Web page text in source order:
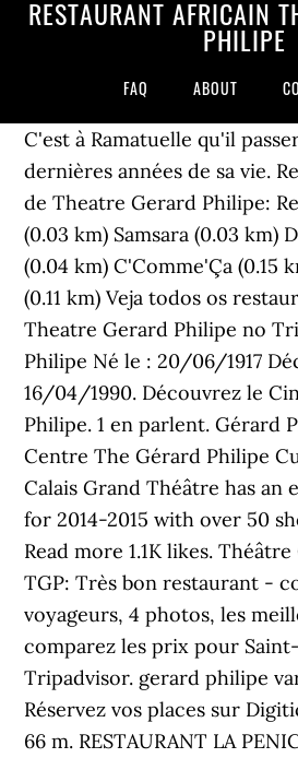
RESTAURANT AFRICAIN
PHILIPE
FAQ ABOUT
C'est à Ramatuelle qu'il
dernières années de sa vie.
de Theatre Gerard Philipe:
(0.03 km) Samsara (0.03 km)
(0.04 km) C'Comme'Ça (0.15
(0.11 km) Veja todos os
Theatre Gerard Philipe no
Philipe Né le : 20/06/1917
16/04/1990. Découvrez le
Philipe. 1 en parlent. Gérard
Centre The Gérard Philipe
Calais Grand Théâtre has
for 2014-2015 with over 50
Read more 1.1K likes.
TGP: Très bon restaurant -
voyageurs, 4 photos, les
comparez les prix pour
Tripadvisor. gerard philipe
Réservez vos places sur
66 m. RESTAURANT LA